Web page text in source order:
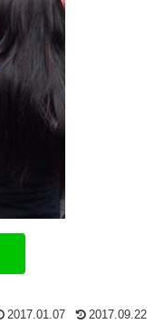
2017.01.07 2017.09.22